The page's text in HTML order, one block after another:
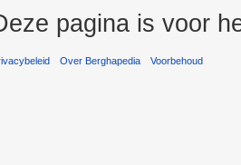
pagina is voor
Over Berghapedia Voorbehoud